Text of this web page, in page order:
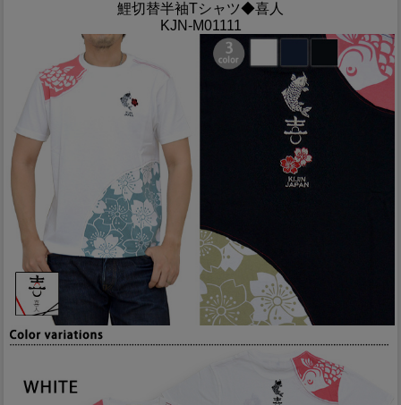
鯉切替半袖Tシャツ◆喜人
KJN-M01111